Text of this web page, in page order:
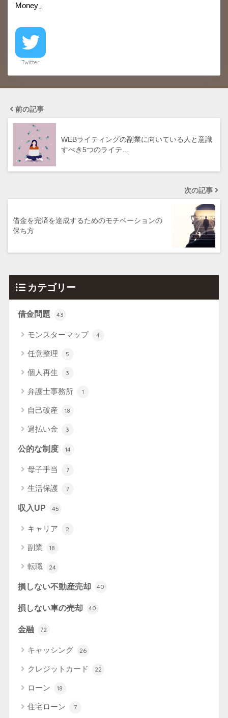
Money」
Twitter
前の記事
WEBライティングの副業に向いている人と意識
すべき5つのライテ…
次の記事
借金を完済を達成するためのモチベーションの
保ち方
カテゴリー
借金問題 43
モンスターマップ 4
任意整理 5
個人再生 3
弁護士事務所 1
自己破産 18
過払い金 3
公的な制度 14
母子手当 7
生活保護 7
収入UP 45
キャリア 2
副業 18
転職 24
損しない不動産売却 40
損しない車の売却 40
金融 72
キャッシング 26
クレジットカード 22
ローン 18
住宅ローン 7